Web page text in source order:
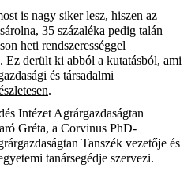
is nagy siker lesz, hiszen az
35 százaléka pedig talán
heti rendszerességgel
Ez derült ki abból a kutatásból, ami
és társadalmi
.
Intézet Agrárgazdaságtan
Gréta, a Corvinus PhD-
Tanszék vezetője és
tanársegédje szervezi.